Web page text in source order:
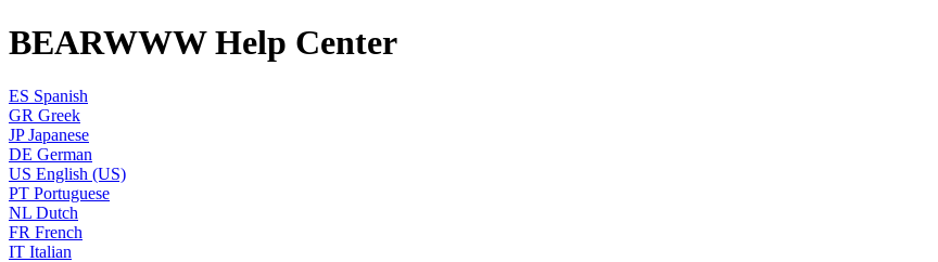
BEARWWW Help Center
ES Spanish
GR Greek
JP Japanese
DE German
US English (US)
PT Portuguese
NL Dutch
FR French
IT Italian